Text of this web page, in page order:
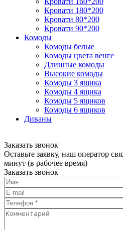
Кровати 180*200
Кровати 80*200
Кровати 90*200
Комоды
Комоды белые
Комоды цвета венге
Длинные комоды
Высокие комоды
Комоды 3 ящика
Комоды 4 ящика
Комоды 5 ящиков
Комоды 6 ящиков
Диваны
Заказать звонок
Оставьте заявку, наш оператор
минут (в рабочее время)
Заказать звонок